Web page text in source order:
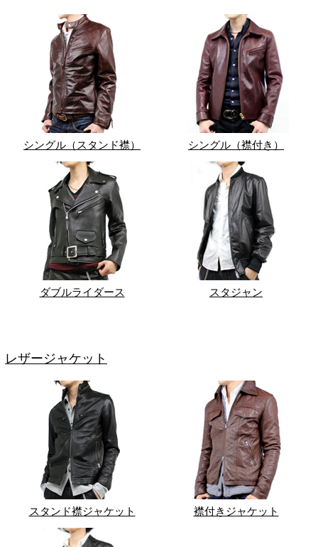
シングル（スタンド襟） シングル（襟付き）
ダブルライダース スタジャン
レザージャケット
スタンド襟ジャケット 襟付きジャケット